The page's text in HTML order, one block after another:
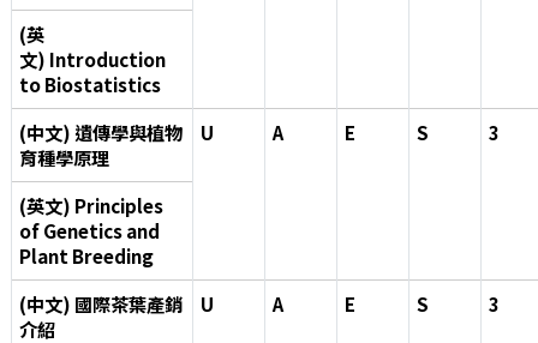
(英
文) Introduction
to Biostatistics
(中文) 遺傳學與植物
育種學原理
U A E S 3
(英文) Principles
of Genetics and
Plant Breeding
(中文) 國際茶葉產銷
介紹
U A E S 3